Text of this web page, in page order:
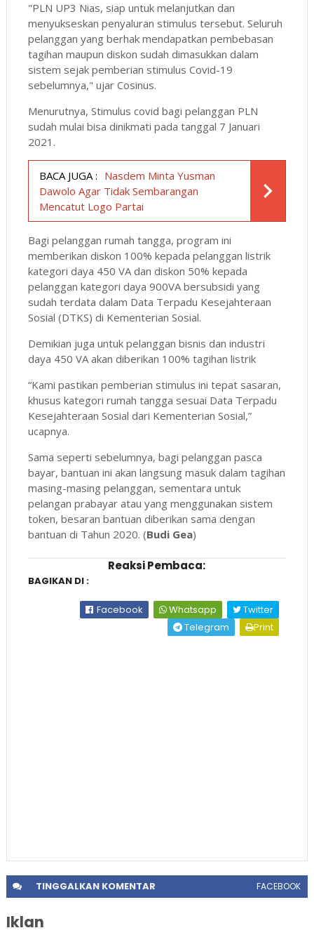
"PLN UP3 Nias, siap untuk melanjutkan dan
menyukseskan penyaluran stimulus tersebut. Seluruh
pelanggan yang berhak mendapatkan pembebasan
tagihan maupun diskon sudah dimasukkan dalam
sistem sejak pemberian stimulus Covid-19
sebelumnya," ujar Cosinus.
Menurutnya, Stimulus covid bagi pelanggan PLN
sudah mulai bisa dinikmati pada tanggal 7 Januari
2021.
BACA JUGA : Nasdem Minta Yusman
Dawolo Agar Tidak Sembarangan
Mencatut Logo Partai
Bagi pelanggan rumah tangga, program ini
memberikan diskon 100% kepada pelanggan listrik
kategori daya 450 VA dan diskon 50% kepada
pelanggan kategori daya 900VA bersubsidi yang
sudah terdata dalam Data Terpadu Kesejahteraan
Sosial (DTKS) di Kementerian Sosial.
Demikian juga untuk pelanggan bisnis dan industri
daya 450 VA akan diberikan 100% tagihan listrik
“Kami pastikan pemberian stimulus ini tepat sasaran,
khusus kategori rumah tangga sesuai Data Terpadu
Kesejahteraan Sosial dari Kementerian Sosial,”
ucapnya.
Sama seperti sebelumnya, bagi pelanggan pasca
bayar, bantuan ini akan langsung masuk dalam tagihan
masing-masing pelanggan, sementara untuk
pelangan prabayar atau yang menggunakan sistem
token, besaran bantuan diberikan sama dengan
bantuan di Tahun 2020. (Budi Gea)
Reaksi Pembaca:
BAGIKAN DI :
Facebook Whatsapp
Twitter
Telegram
Print
TINGGALKANKOMENTAR FACEBOOK
Iklan